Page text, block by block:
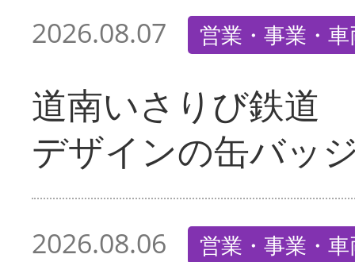
2026.08.07 営業・事業・
道南いさりび鉄道
デザインの缶バッ
2026.08.06 営業・事業・